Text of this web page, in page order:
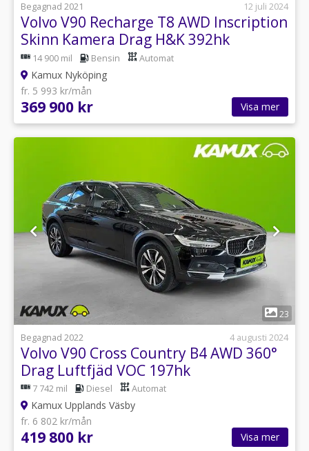
Begagnad 2021
12 juli 2024
Volvo V90 Recharge T8 AWD Inscription
Skinn Kamera Drag H&K 392hk
14 900 mil Bensin Automat
Kamux Nyköping
fr. 5 993 kr/mån
369 900 kr Visa mer
23
Begagnad 2022
4 augusti 2024
Volvo V90 Cross Country B4 AWD 360°
Drag Luftfjäd VOC 197hk
7 742 mil Diesel Automat
Kamux Upplands Väsby
fr. 6 802 kr/mån
419 800 kr Visa mer